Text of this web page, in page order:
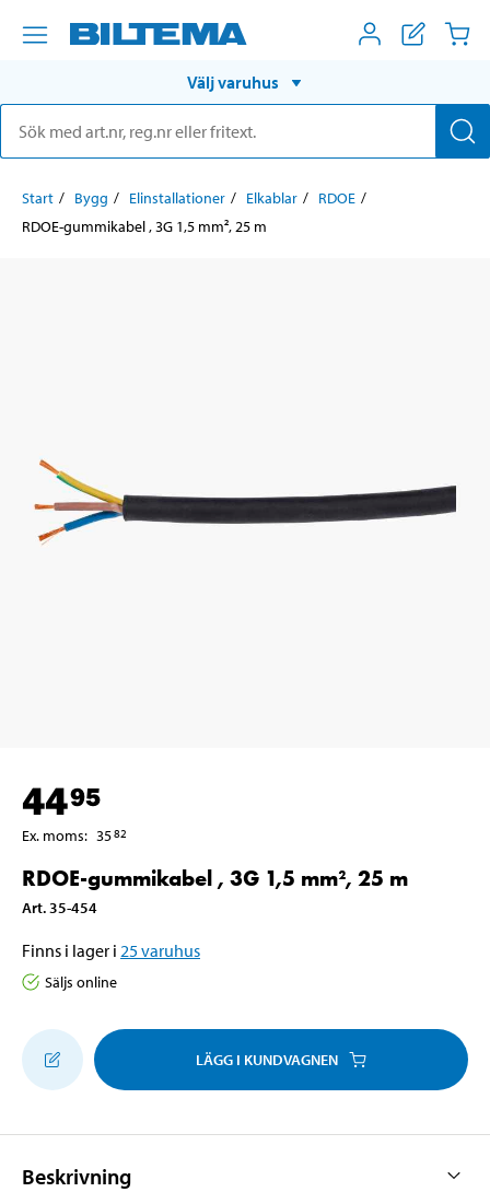
Välj varuhus
Start Bygg Elinstallationer Elkablar
RDOE
RDOE-gummikabel , 3G 1,5 mm², 25 m
4495
Ex. moms: 3582
RDOE-gummikabel , 3G 1,5 mm², 25 m
Art. 35-454
Finns i lager i 25varuhus
Säljs online
LÄGG I KUNDVAGNEN
Beskrivning